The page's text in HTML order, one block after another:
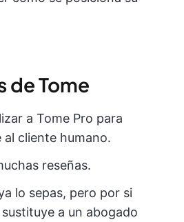
de Tome
a Tome Pro para
cliente humano.
reseñas.
lo sepas, pero por si
a un abogado